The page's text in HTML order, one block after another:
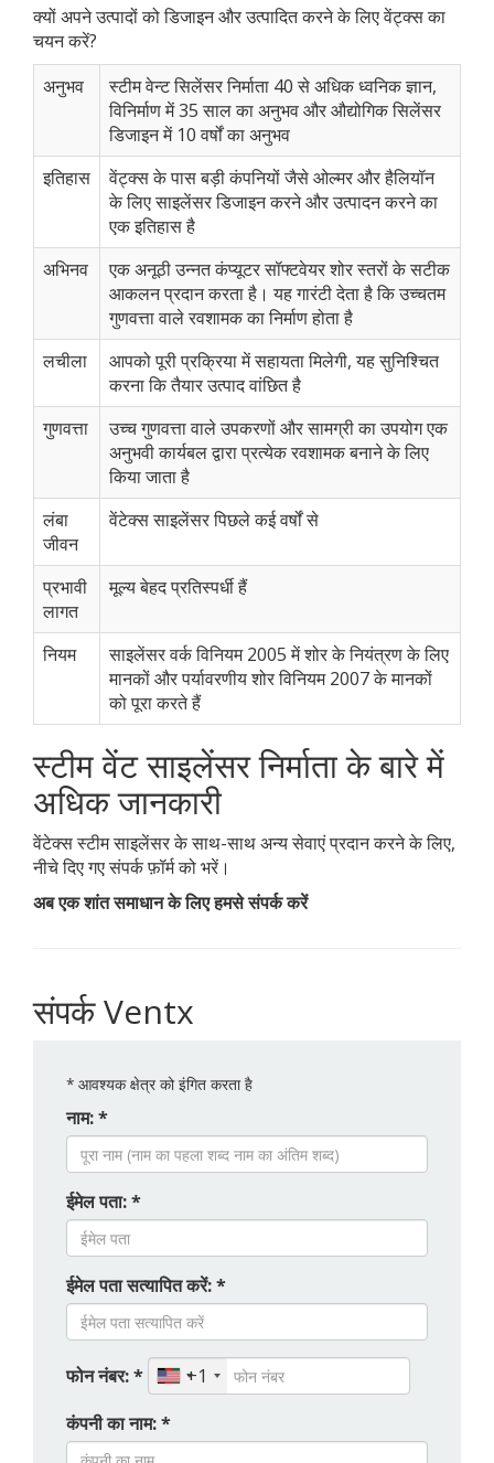
क्यों अपने उत्पादों को डिजाइन और उत्पादित करने के लिए वेंट्क्स का
चयन करें?
अनुभव
स्टीम वेन्ट सिलेंसर निर्माता 40 से अधिक ध्वनिक ज्ञान,
विनिर्माण में 35 साल का अनुभव और औद्योगिक सिलेंसर
डिजाइन में 10 वर्षों का अनुभव
इतिहास
वेंट्क्स के पास बड़ी कंपनियों जैसे ओल्मर और हैलियॉन
के लिए साइलेंसर डिजाइन करने और उत्पादन करने का
एक इतिहास है
अभिनव
एक अनूठी उन्नत कंप्यूटर सॉफ्टवेयर शोर स्तरों के सटीक
आकलन प्रदान करता है। यह गारंटी देता है कि उच्चतम
गुणवत्ता वाले रवशामक का निर्माण होता है
लचीला
आपको पूरी प्रक्रिया में सहायता मिलेगी, यह सुनिश्चित
करना कि तैयार उत्पाद वांछित है
गुणवत्ता
उच्च गुणवत्ता वाले उपकरणों और सामग्री का उपयोग एक
अनुभवी कार्यबल द्वारा प्रत्येक रवशामक बनाने के लिए
किया जाता है
लंबा
जीवन
वेंटेक्स साइलेंसर पिछले कई वर्षों से
प्रभावी
लागत
मूल्य बेहद प्रतिस्पर्धी हैं
नियम
साइलेंसर वर्क विनियम 2005 में शोर के नियंत्रण के लिए
मानकों और पर्यावरणीय शोर विनियम 2007 के मानकों
को पूरा करते हैं
स्टीम वेंट साइलेंसर निर्माता के बारे में
अधिक जानकारी
वेंटेक्स स्टीम साइलेंसर के साथ-साथ अन्य सेवाएं प्रदान करने के लिए,
नीचे दिए गए संपर्क फ़ॉर्म को भरें।
अब एक शांत समाधान के लिए हमसे संपर्क करें
संपर्क Ventx
* आवश्यक क्षेत्र को इंगित करता है
नाम: *
ईमेल पता: *
ईमेल पता सत्यापित करें: *
फोन नंबर: *
+1
कंपनी का नाम: *